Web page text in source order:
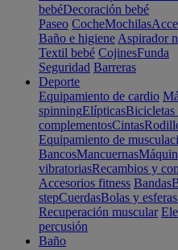
bebéDecoración bebé
Paseo CocheMochilas
Baño e higiene Aspirador
Textil bebé CojinesFunda
Seguridad Barreras
Deporte
Equipamiento de cardio
spinningElípticasBicicletas
complementosCintas
Equipamiento de
BancosMancuernas
vibratoriasRecambios y
Accesorios fitness Bandas
stepCuerdasBolas y
Recuperación muscular
percusión
Baño